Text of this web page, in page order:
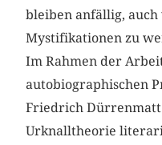
bleiben anfällig,
Mystifikationen zu
Im Rahmen der
autobiographischen
Friedrich Dürrenmatt
Urknalltheorie